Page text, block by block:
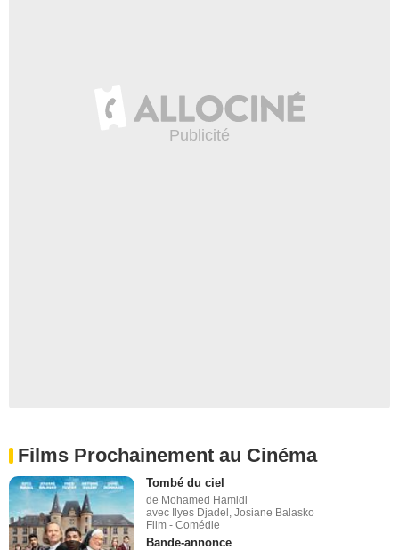
Films Prochainement au Cinéma
Tombé du ciel
de Mohamed Hamidi
avec Ilyes Djadel, Josiane Balasko
Film - Comédie
Bande-annonce